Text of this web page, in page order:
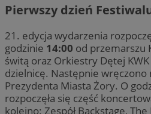
Pierwszy dzień
21. edycja wydarzenia
godzinie 14:00 od przemarszu
świtą oraz Orkiestry Dętej KWK
dzielnicę. Następnie
Prezydenta Miasta Żory. O
rozpoczęła się część
kolejno: Zespół Backstage,